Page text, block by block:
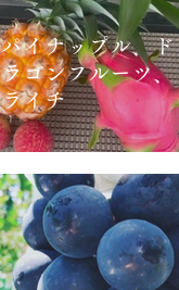
パイナップル、ド
ラゴンフルーツ、
ライチ